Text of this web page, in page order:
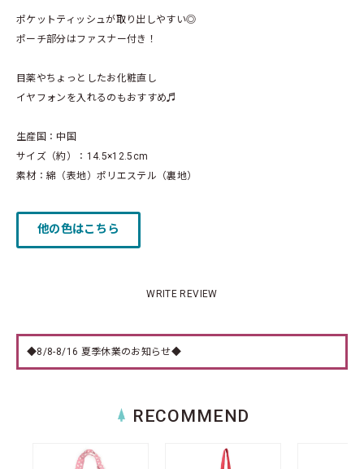
ポケットティッシュが取り出しやすい◎
ポーチ部分はファスナー付き！
目薬やちょっとしたお化粧直し
イヤフォンを入れるのもおすすめ♬
生産国：中国
サイズ（約）：14.5×12.5cm
素材：綿（表地）ポリエステル（裏地）
他の色はこちら
WRITE REVIEW
◆8/8-8/16 夏季休業のお知らせ◆
RECOMMEND